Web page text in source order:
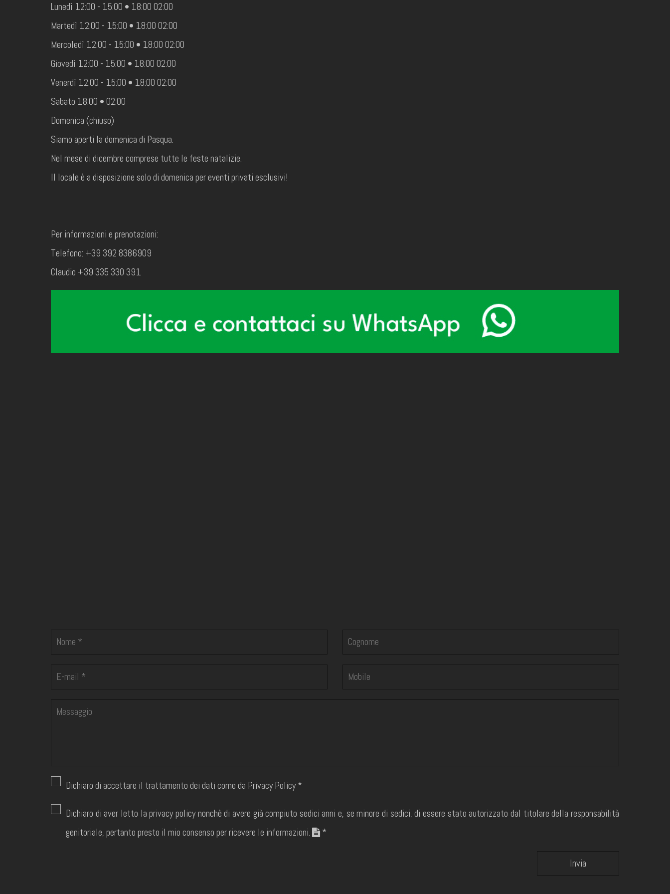
Lunedì 12:00 - 15:00 • 18:00 02:00
Martedì 12:00 - 15:00 • 18:00 02:00
Mercoledì 12:00 - 15:00 • 18:00 02:00
Giovedì 12:00 - 15:00 • 18:00 02:00
Venerdì 12:00 - 15:00 • 18:00 02:00
Sabato 18:00 • 02:00
Domenica (chiuso)
Siamo aperti la domenica di Pasqua.
Nel mese di dicembre comprese tutte le feste natalizie.
Il locale è a disposizione solo di domenica per eventi privati esclusivi!
Per informazioni e prenotazioni:
Telefono: +39 392 8386909
Claudio +39 335 330 391
Dichiaro di accettare il trattamento dei dati come da Privacy Policy *
Dichiaro di aver letto la privacy policy nonchè di avere già compiuto sedici anni e, se minore di sedici, di essere stato autorizzato dal titolare della responsabilità
genitoriale, pertanto presto il mio consenso per ricevere le informazioni.
*
Invia